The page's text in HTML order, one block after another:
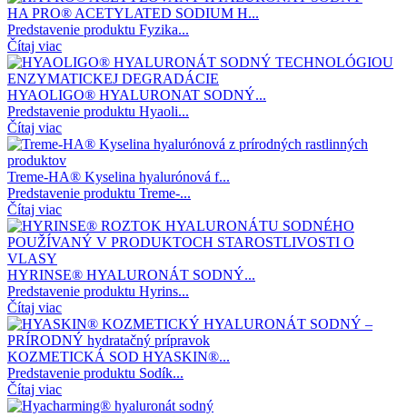
HA PRO® ACETYLATED SODIUM H...
Predstavenie produktu Fyzika...
Čítaj viac
HYAOLIGO® HYALURONAT SODNÝ...
Predstavenie produktu Hyaoli...
Čítaj viac
Treme-HA® Kyselina hyalurónová f...
Predstavenie produktu Treme-...
Čítaj viac
HYRINSE® HYALURONÁT SODNÝ...
Predstavenie produktu Hyrins...
Čítaj viac
KOZMETICKÁ SOD HYASKIN®...
Predstavenie produktu Sodík...
Čítaj viac